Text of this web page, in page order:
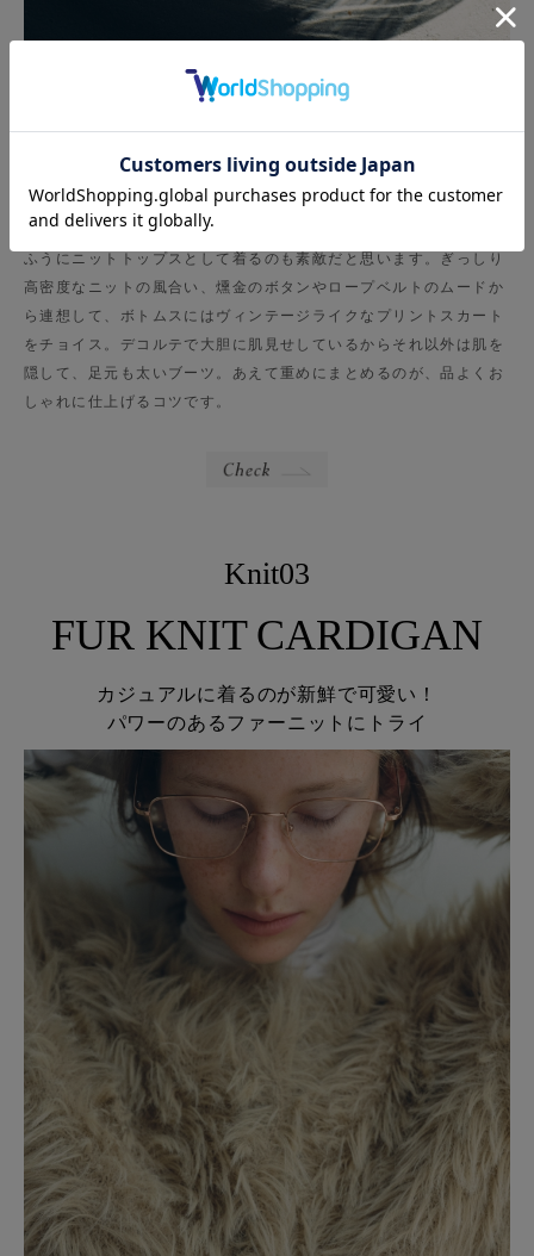
今シーズンは、アウター感覚でも着られる地厚なニットジャケット
隠れるくらいの丈感がボトムスを選ばず合わせやすい。シンプルな
スタイルに羽織るだけでも様になる、使えるアイテムですね。
今回はあえて、潔く一枚で。本格的に寒くなる前の時期に、こんな
ふうにニットトップスとして着るのも素敵だと思います。ぎっしり
高密度なニットの風合い、燻金のボタンやロープベルトのムードか
ら連想して、ボトムスにはヴィンテージライクなプリントスカート
をチョイス。デコルテで大胆に肌見せしているからそれ以外は肌を
隠して、足元も太いブーツ。あえて重めにまとめるのが、品よくお
しゃれに仕上げるコツです。
Knit03
FUR KNIT CARDIGAN
カジュアルに着るのが新鮮で可愛い！
パワーのあるファーニットにトライ